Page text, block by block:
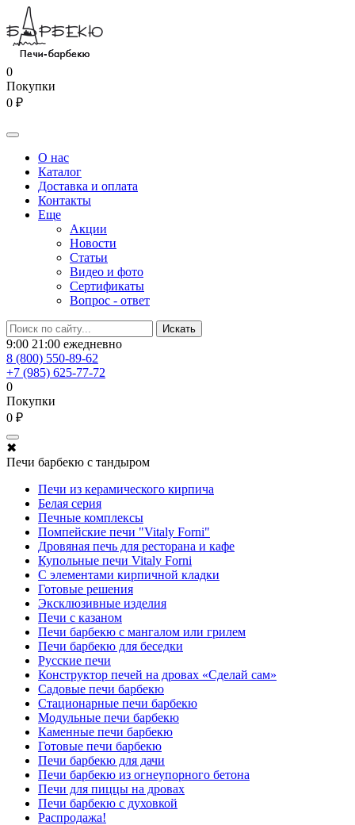
0
Покупки
0 ₽
О нас
Каталог
Доставка и оплата
Контакты
Еще
Акции
Новости
Статьи
Видео и фото
Сертификаты
Вопрос - ответ
9:00 21:00 ежедневно
8 (800) 550-89-62
+7 (985) 625-77-72
0
Покупки
0 ₽
✖
Печи барбекю с тандыром
Печи из керамического кирпича
Белая серия
Печные комплексы
Помпейские печи "Vitaly Forni"
Дровяная печь для ресторана и кафе
Купольные печи Vitaly Forni
С элементами кирпичной кладки
Готовые решения
Эксклюзивные изделия
Печи с казаном
Печи барбекю с мангалом или грилем
Печи барбекю для беседки
Русские печи
Конструктор печей на дровах «Сделай сам»
Садовые печи барбекю
Стационарные печи барбекю
Модульные печи барбекю
Каменные печи барбекю
Готовые печи барбекю
Печи барбекю для дачи
Печи барбекю из огнеупорного бетона
Печи для пиццы на дровах
Печи барбекю с духовкой
Распродажа!